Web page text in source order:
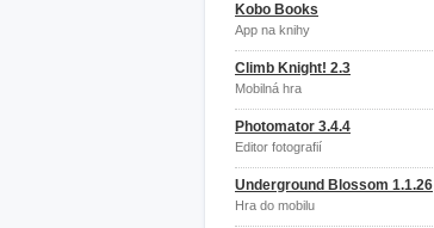
Kobo Books
App na knihy
Climb Knight! 2.3
Mobilná hra
Photomator 3.4.4
Editor fotografií
Underground Blossom 1.1.26
Hra do mobilu